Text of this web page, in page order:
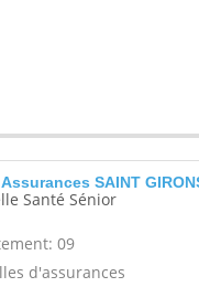
SAINT
Santé Sénior
09
d'assurances